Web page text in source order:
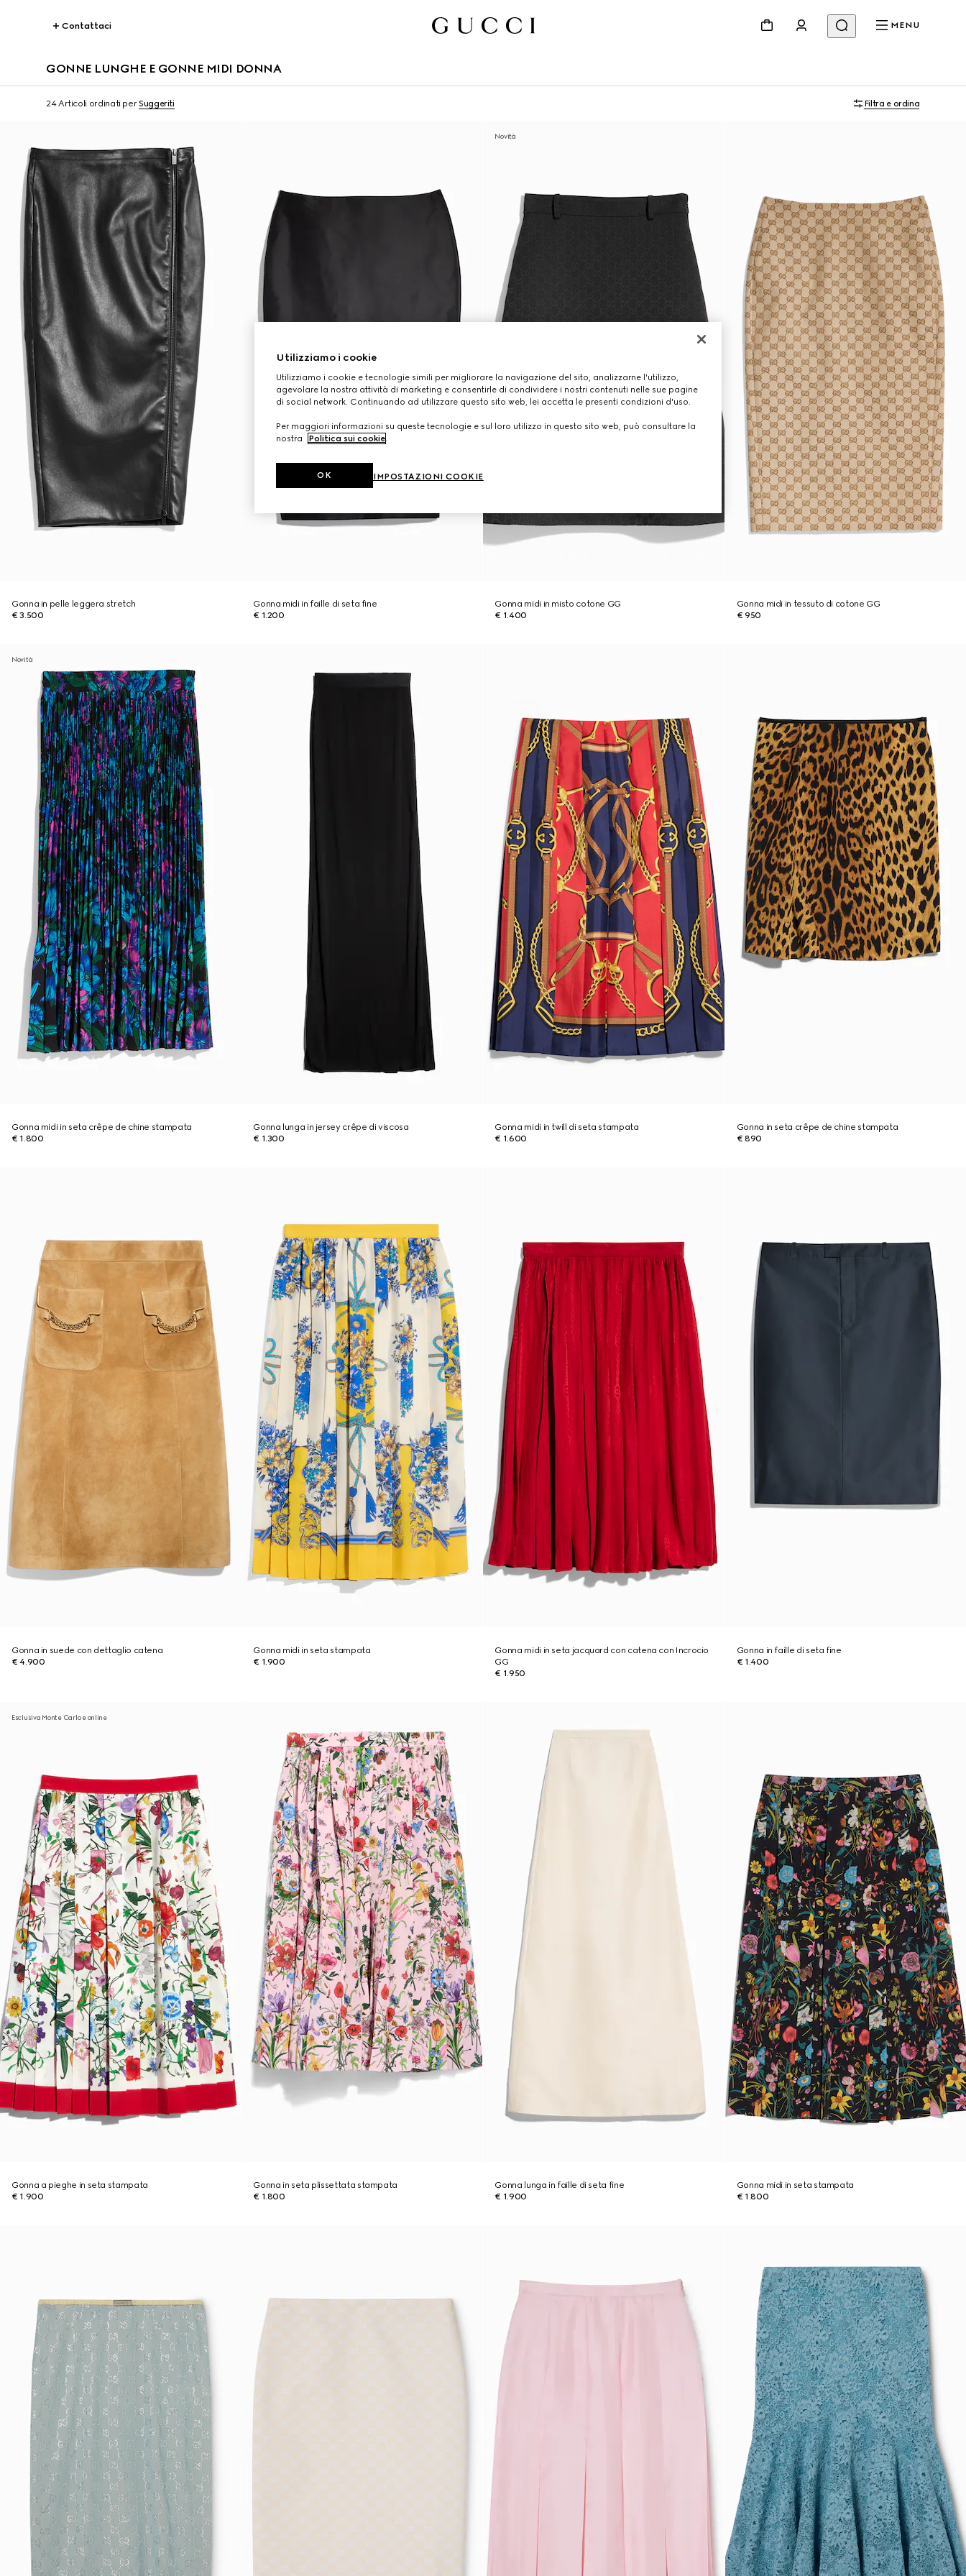
Contattaci MENU
GONNE LUNGHE E GONNE MIDI DONNA
24 Articoli ordinati perSuggeriti Filtra e ordina
Gonna in pelle leggera stretch
€ 3.500
Gonna midi in faille di seta fine
€ 1.200
Novità
Gonna midi in misto cotone GG
€ 1.400
Gonna midi in tessuto di cotone GG
€ 950
Novità
Gonna midi in seta crêpe de chine stampata
€ 1.800
Gonna lunga in jersey crêpe di viscosa
€ 1.300
Gonna midi in twill di seta stampata
€ 1.600
Gonna in seta crêpe de chine stampata
€ 890
Gonna in suede con dettaglio catena
€ 4.900
Gonna midi in seta stampata
€ 1.900
Gonna midi in seta jacquard con catena con Incrocio
GG
€ 1.950
Gonna in faille di seta fine
€ 1.400
Esclusiva Monte Carlo e online
Gonna a pieghe in seta stampata
€ 1.900
Gonna in seta plissettata stampata
€ 1.800
Gonna lunga in faille di seta fine
€ 1.900
Gonna midi in seta stampata
€ 1.800
Utilizziamo i cookie
Utilizziamo i cookie e tecnologie simili per migliorare la navigazione del sito, analizzarne l'utilizzo,
agevolare la nostra attività di marketing e consentirle di condividere i nostri contenuti nelle sue pagine
di social network. Continuando ad utilizzare questo sito web, lei accetta le presenti condizioni d'uso.
Per maggiori informazioni su queste tecnologie e sul loro utilizzo in questo sito web, può consultare la
nostra
Politica sui cookie.
IMPOSTAZIONI COOKIE
OK